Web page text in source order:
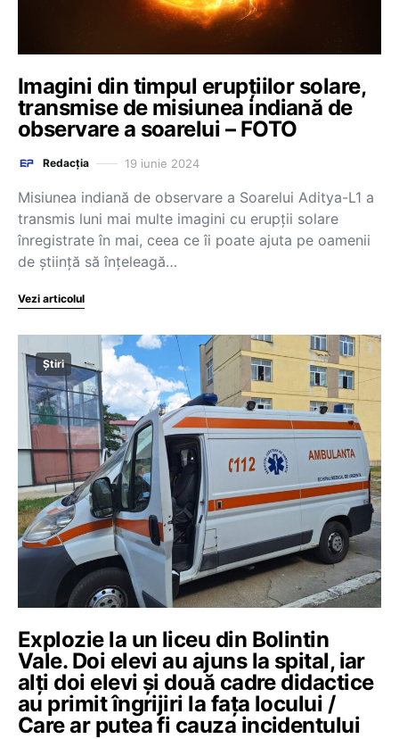
Imagini din timpul erupțiilor solare,
transmise de misiunea indiană de
observare a soarelui – FOTO
Redacția 19 iunie 2024
Misiunea indiană de observare a Soarelui Aditya-L1 a
transmis luni mai multe imagini cu erupţii solare
înregistrate în mai, ceea ce îi poate ajuta pe oamenii
de ştiinţă să înţeleagă…
Vezi articolul
Știri
Explozie la un liceu din Bolintin
Vale. Doi elevi au ajuns la spital, iar
alţi doi elevi şi două cadre didactice
au primit îngrijiri la faţa locului /
Care ar putea fi cauza incidentului